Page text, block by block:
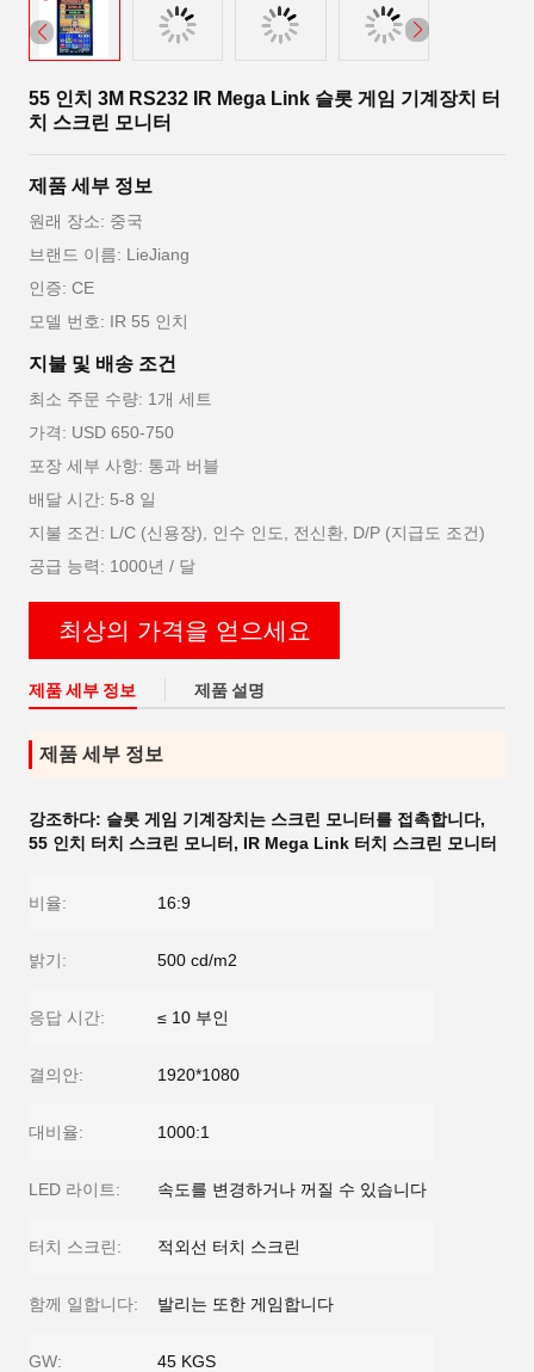
55 인치 3M RS232 IR Mega Link 슬롯 게임 기계장치 터
치 스크린 모니터
제품 세부 정보
원래 장소: 중국
브랜드 이름: LieJiang
인증: CE
모델 번호: IR 55 인치
지불 및 배송 조건
최소 주문 수량: 1개 세트
가격: USD 650-750
포장 세부 사항: 통과 버블
배달 시간: 5-8 일
지불 조건: L/C (신용장), 인수 인도, 전신환, D/P (지급도 조건)
공급 능력: 1000년 / 달
최상의 가격을 얻으세요
제품 세부 정보 제품 설명
제품 세부 정보
강조하다: 슬롯 게임 기계장치는 스크린 모니터를 접촉합니다,
55 인치 터치 스크린 모니터 , IR Mega Link 터치 스크린 모니터
비율: 16:9
밝기: 500 cd/m2
응답 시간: ≤ 10 부인
결의안: 1920*1080
대비율: 1000:1
LED 라이트: 속도를 변경하거나 꺼질 수 있습니다
터치 스크린: 적외선 터치 스크린
함께 일합니다: 발리는 또한 게임합니다
GW: 45 KGS